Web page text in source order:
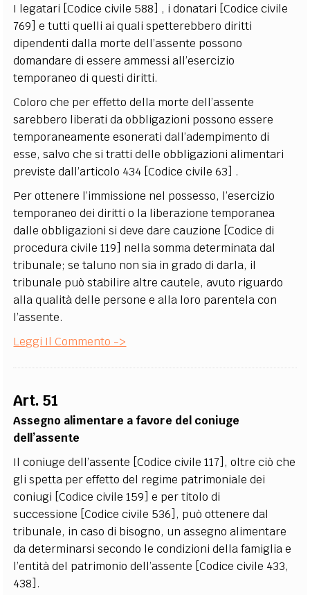
I legatari [Codice civile 588] , i donatari [Codice civile
769] e tutti quelli ai quali spetterebbero diritti
dipendenti dalla morte dell’assente possono
domandare di essere ammessi all’esercizio
temporaneo di questi diritti.
Coloro che per effetto della morte dell’assente
sarebbero liberati da obbligazioni possono essere
temporaneamente esonerati dall’adempimento di
esse, salvo che si tratti delle obbligazioni alimentari
previste dall’articolo 434 [Codice civile 63] .
Per ottenere l’immissione nel possesso, l’esercizio
temporaneo dei diritti o la liberazione temporanea
dalle obbligazioni si deve dare cauzione [Codice di
procedura civile 119] nella somma determinata dal
tribunale; se taluno non sia in grado di darla, il
tribunale può stabilire altre cautele, avuto riguardo
alla qualità delle persone e alla loro parentela con
l’assente.
Leggi Il Commento ->
Art. 51
Assegno alimentare a favore del coniuge
dell’assente
Il coniuge dell’assente [Codice civile 117], oltre ciò che
gli spetta per effetto del regime patrimoniale dei
coniugi [Codice civile 159] e per titolo di
successione [Codice civile 536], può ottenere dal
tribunale, in caso di bisogno, un assegno alimentare
da determinarsi secondo le condizioni della famiglia e
l’entità del patrimonio dell’assente [Codice civile 433,
438].